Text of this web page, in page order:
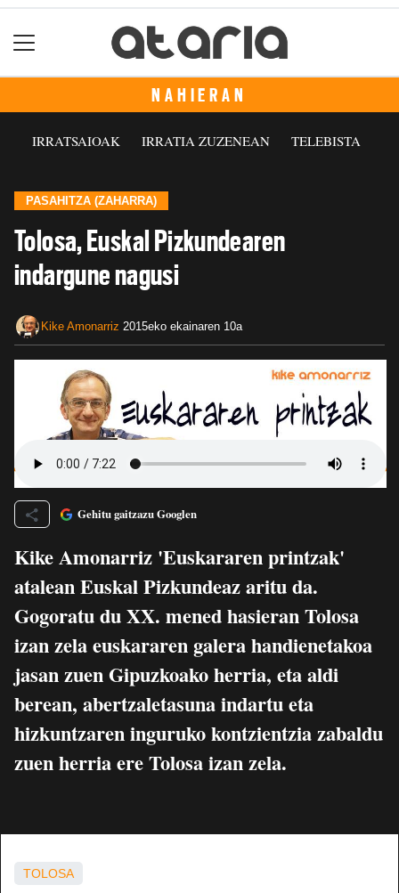
NAHIERAN
IRRATSAIOAK IRRATIA ZUZENEAN TELEBISTA
PASAHITZA (ZAHARRA)
Tolosa, Euskal Pizkundearen
indargune nagusi
Kike Amonarriz 2015eko ekainaren 10a
Gehitu gaitzazu Googlen
Kike Amonarriz 'Euskararen printzak'
atalean Euskal Pizkundeaz aritu da.
Gogoratu du XX. mened hasieran Tolosa
izan zela euskararen galera handienetakoa
jasan zuen Gipuzkoako herria, eta aldi
berean, abertzaletasuna indartu eta
hizkuntzaren inguruko kontzientzia zabaldu
zuen herria ere Tolosa izan zela.
TOLOSA